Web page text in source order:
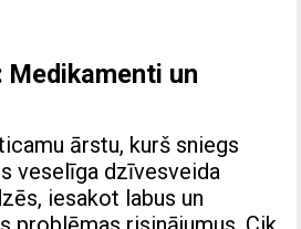
Medikamenti un
ārstu, kurš sniegs
veselīga dzīvesveida
iesakot labus un